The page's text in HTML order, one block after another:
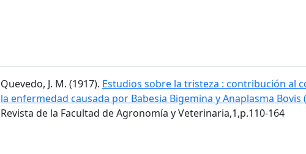
Quevedo, J. M. (1917). Estudios sobre la tristeza : contribución al
la enfermedad causada por Babesia Bigemina y Anaplasma
Revista de la Facultad de Agronomía y Veterinaria,1,p.110-164